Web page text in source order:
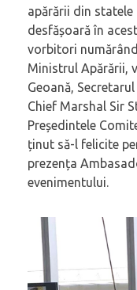
apărării din statele
desfășoară în
vorbitori
Ministrul Apărării,
Geoană,
Chief Marshal Sir
Președintele
ținut să-l felicite
prezența
evenimentului.